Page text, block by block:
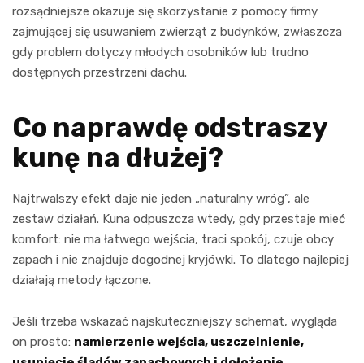
rozsądniejsze okazuje się skorzystanie z pomocy firmy
zajmującej się usuwaniem zwierząt z budynków, zwłaszcza
gdy problem dotyczy młodych osobników lub trudno
dostępnych przestrzeni dachu.
Co naprawdę odstraszy
kunę na dłużej?
Najtrwalszy efekt daje nie jeden „naturalny wróg”, ale
zestaw działań. Kuna odpuszcza wtedy, gdy przestaje mieć
komfort: nie ma łatwego wejścia, traci spokój, czuje obcy
zapach i nie znajduje dogodnej kryjówki. To dlatego najlepiej
działają metody łączone.
Jeśli trzeba wskazać najskuteczniejszy schemat, wygląda
on prosto: namierzenie wejścia, uszczelnienie,